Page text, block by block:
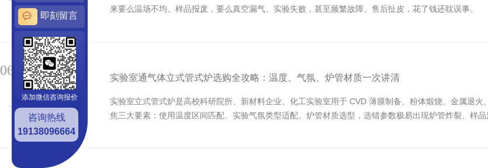
来要么温场不均、样品报废，要么真空漏气、实验失败，甚至频繁故障、售后扯皮，花了钱还耽误事。
实验室通气体立式管式炉选购全攻略：温度、气氛、炉管材质一次讲清
实验室立式管式炉是高校科研院所、新材料企业、化工实验室用于 CVD 薄膜制备、粉体煅烧、金属退
焦三大要素：使用温度区间匹配、实验气氛类型适配、炉管材质选型，选错参数极易出现炉管炸裂、样
06-05
即刻留言
添加微信咨询报价
咨询热线
19138096664